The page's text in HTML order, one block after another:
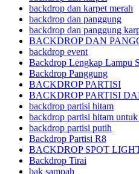
backdrop dan karpet merah
backdrop dan panggung
backdrop dan panggung
BACKDROP DAN
backdrop event
Backdrop Lengkap Lampu
Backdrop Panggung
BACKDROP PARTISI
BACKDROP PARTISI
backdrop partisi hitam
backdrop partisi hitam untuk
backdrop partisi putih
Backdrop Partisi R8
BACKDROP SPOT
Backdrop Tirai
bak sampah